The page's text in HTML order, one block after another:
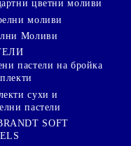
цветни моливи
моливи
Моливи
пастели на бройка
сухи и
пастели
SOFT